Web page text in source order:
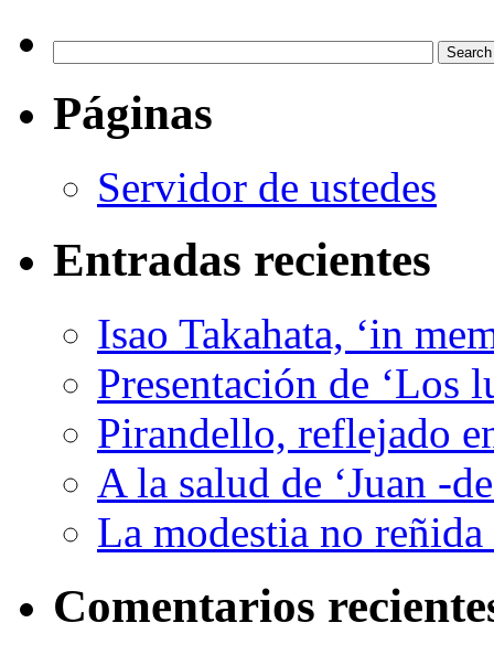
Páginas
Servidor de ustedes
Entradas recientes
Isao Takahata, ‘in
Presentación de ‘Los
Pirandello, reflejado
A la salud de ‘Juan -
La modestia no
Comentarios